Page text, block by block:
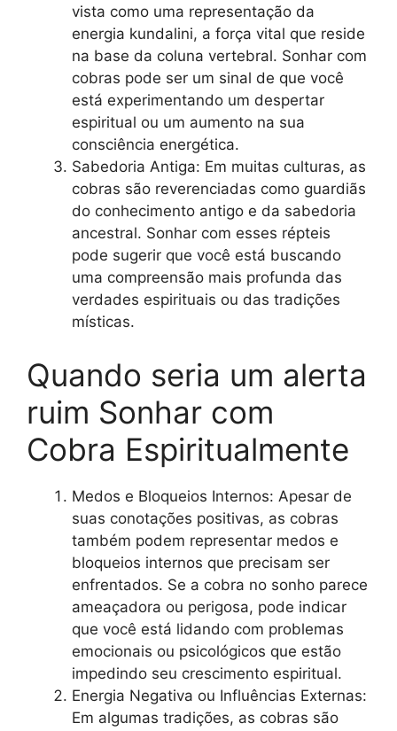
vista como uma representação da
energia kundalini, a força vital que reside
na base da coluna vertebral. Sonhar com
cobras pode ser um sinal de que você
está experimentando um despertar
espiritual ou um aumento na sua
consciência energética.
Sabedoria Antiga: Em muitas culturas, as
cobras são reverenciadas como guardiãs
do conhecimento antigo e da sabedoria
ancestral. Sonhar com esses répteis
pode sugerir que você está buscando
uma compreensão mais profunda das
verdades espirituais ou das tradições
místicas.
Quando seria um alerta
ruim Sonhar com
Cobra Espiritualmente
Medos e Bloqueios Internos: Apesar de
suas conotações positivas, as cobras
também podem representar medos e
bloqueios internos que precisam ser
enfrentados. Se a cobra no sonho parece
ameaçadora ou perigosa, pode indicar
que você está lidando com problemas
emocionais ou psicológicos que estão
impedindo seu crescimento espiritual.
Energia Negativa ou Influências Externas:
Em algumas tradições, as cobras são